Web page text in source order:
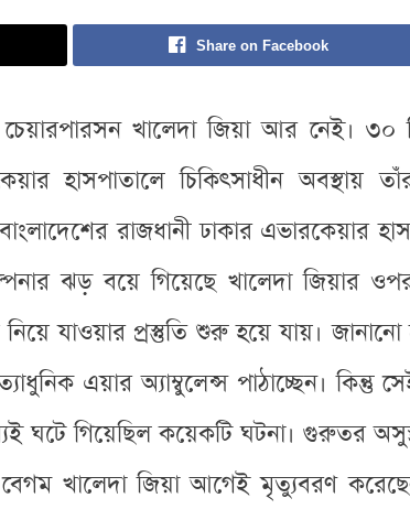
Share on Facebook
চেয়ারপারসন খালেদা জিয়া আর নেই। ৩০
হাসপাতালে চিকিৎসাধীন অবস্থায়
রাজধানী ঢাকার এভারকেয়ার
ঝড় বয়ে গিয়েছে খালেদা জিয়ার
যাওয়ার প্রস্তুতি শুরু হয়ে যায়।
এয়ার অ্যাম্বুলেন্স পাঠাচ্ছেন। কিন্তু
ঘটে গিয়েছিল কয়েকটি ঘটনা। গুরুতর
বেগম খালেদা জিয়া আগেই মৃত্যুবরণ